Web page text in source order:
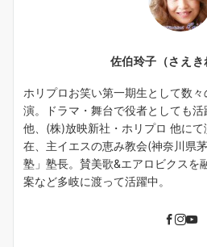
佐伯玲子（さえき
ホリプロお笑い第一期生として数
演。ドラマ・舞台で役者としても
他、(株)放映新社・ホリプロ 他に
在、主イエスの恵み教会(神奈川県
塾」塾長。賛美歌&エアロビクスを
案など多岐に渡って活躍中。